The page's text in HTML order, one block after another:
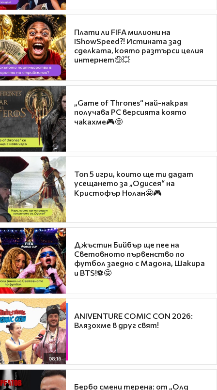
Плати ли FIFA милиони на
IShowSpeed?! Истината зад
сделката, която разтърси целия
интернет🤑💥
„Game of Thrones“ най-накрая
получава PC версията която
чакахме🎮🤩
Топ 5 игри, които ще ти дадат
усещането за „Одисея“ на
Кристофър Нолан🤩🎮
Джъстин Бийбър ще пее на
Световното първенство по
футбол заедно с Мадона, Шакира
и BTS!⚽🤩
08:16
ANIVENTURE COMIC CON 2026:
Влязохме в друг свят!
Бербо смени терена: от „Олд